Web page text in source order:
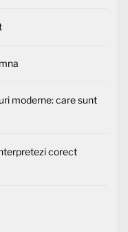
moderne: care sunt
corect